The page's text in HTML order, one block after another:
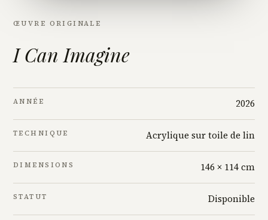
ŒUVRE ORIGINALE
I Can Imagine
ANNÉE 2026
TECHNIQUE Acrylique sur toile de lin
DIMENSIONS 146 × 114 cm
STATUT Disponible